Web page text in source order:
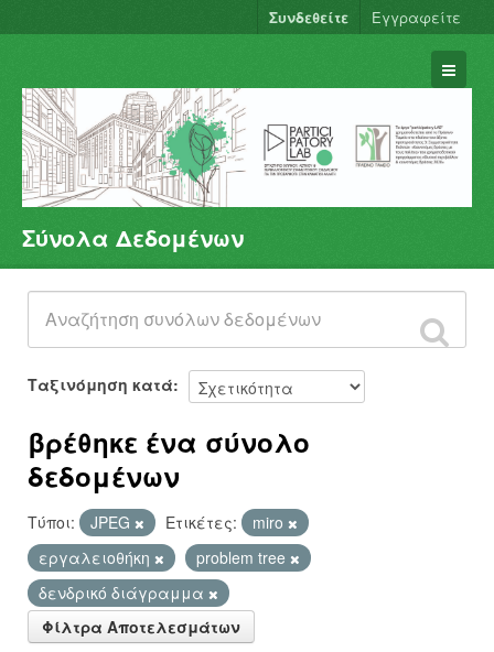
Συνδεθείτε Εγγραφείτε
Σύνολα Δεδομένων
Φορείς
Ομάδες
Σχετικά
Σύνολα Δεδομένων
Ταξινόμηση κατά
βρέθηκε ένα σύνολο
δεδομένων
Τύποι: JPEG Ετικέτες:
miro
εργαλειοθήκη
problem tree
δενδρικό διάγραμμα
Φίλτρα Αποτελεσμάτων